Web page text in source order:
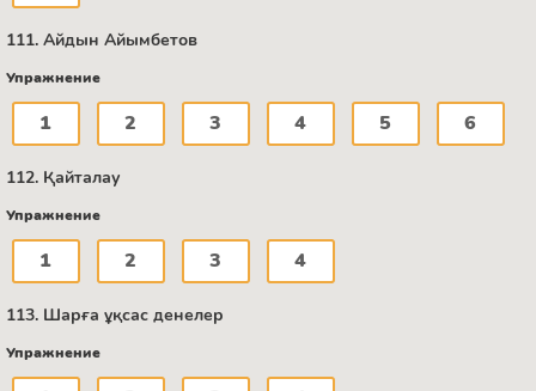
111. Айдын Айымбетов
Упражнение
1 2 3 4 5 6
112. Қайталау
Упражнение
1 2 3 4
113. Шарға ұқсас денелер
Упражнение